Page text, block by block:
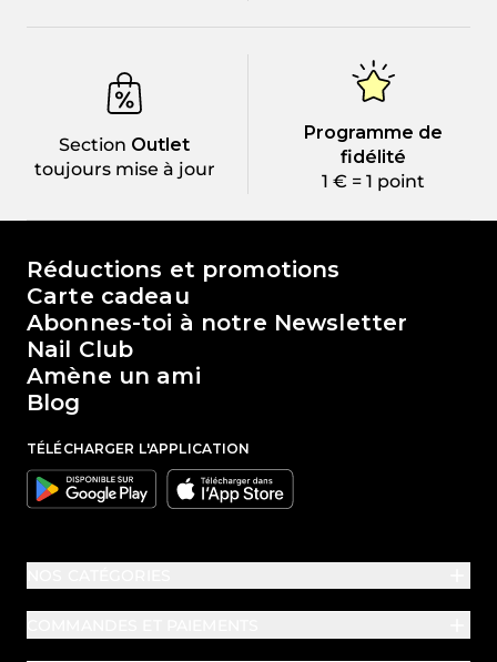
Section Outlet
toujours mise à jour
Programme de
fidélité
1 € = 1 point
Le monde de Passione Beauty
Réductions et promotions
Carte cadeau
Abonnes-toi à notre Newsletter
Nail Club
Amène un ami
Blog
TÉLÉCHARGER L'APPLICATION
Google Apple